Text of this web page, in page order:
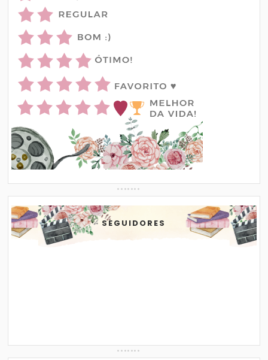
SEGUIDORES